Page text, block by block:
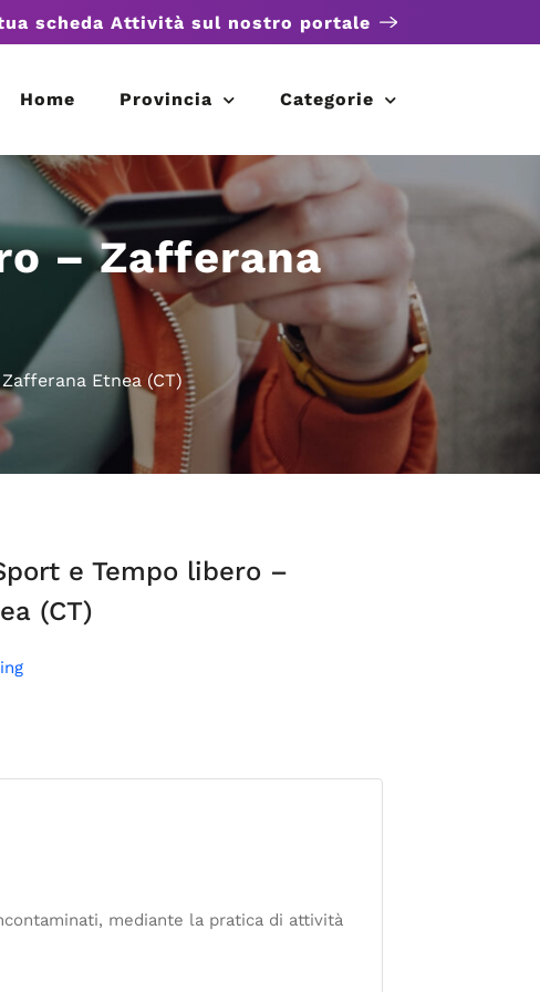
scheda Attività sul nostro portale
Home Provincia Categorie
– Zafferana
Etnea (CT)
e Tempo libero –
(CT)
mediante la pratica di attività